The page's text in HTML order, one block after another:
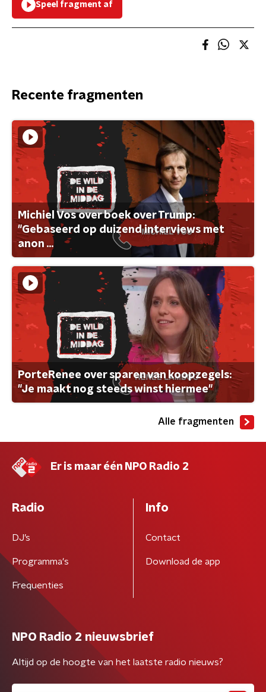
Speel fragment af
Recente fragmenten
Michiel Vos over boek over Trump:
"Gebaseerd op duizend interviews met
anon ...
PorteRenee over sparen van koopzegels:
"Je maakt nog steeds winst hiermee"
Alle fragmenten
Er is maar één NPO Radio 2
Radio
DJ’s
Programma's
Frequenties
Info
Contact
Download de app
NPO Radio 2 nieuwsbrief
Altijd op de hoogte van het laatste radio nieuws?